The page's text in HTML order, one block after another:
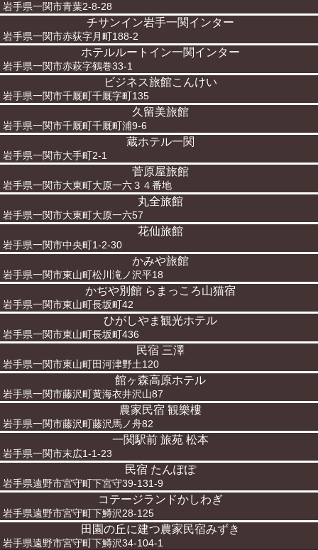
岩手県一関市青葉2-8-28
チサンイン岩手一関インター
岩手県一関市赤荻字月町188-2
ホテルルートイン一関インター
岩手県一関市赤萩字鶴巻33-1
ビジネス旅館こんけい
岩手県一関市千厩町千厩字町135
久留美旅館
岩手県一関市千厩町千厩町浦9-6
蔵ホテル一関
岩手県一関市大手町2-1
菅原屋旅館
岩手県一関市大東町大原一六３４番地
丸全旅館
岩手県一関市大東町大原一六57
花仙旅館
岩手県一関市中央町1-2-30
かみや旅館
岩手県一関市東山町松川滝ノ沢平18
かぢや別館 らまっころ山猫宿
岩手県一関市東山町長坂町42
ひがしやま観光ホテル
岩手県一関市東山町長坂町436
民宿 三澤
岩手県一関市東山町田河津野土120
館ヶ森高原ホテル
岩手県一関市藤沢町黄海衣井沢山87
農家民宿 観樂樓
岩手県一関市藤沢町藤沢馬ノ舟82
一関駅前 旅苑 松本
岩手県一関市末広1-1-23
民宿 たんぽぽ
岩手県遠野市宮守町下宮守39-131-9
コテージランドかしわぎ
岩手県遠野市宮守町下鱒沢28-125
田園の丘に建つ農家民宿みずき
岩手県遠野市宮守町下鱒沢34-104-1